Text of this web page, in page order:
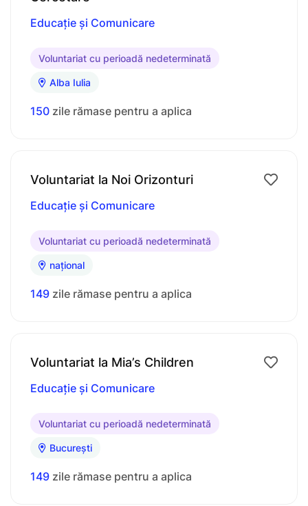
Educație și Comunicare
Voluntariat cu perioadă nedeterminată
Alba Iulia
150 zile rămase pentru a aplica
Voluntariat la Noi Orizonturi
Educație și Comunicare
Voluntariat cu perioadă nedeterminată
național
149 zile rămase pentru a aplica
Voluntariat la Mia’s Children
Educație și Comunicare
Voluntariat cu perioadă nedeterminată
București
149 zile rămase pentru a aplica